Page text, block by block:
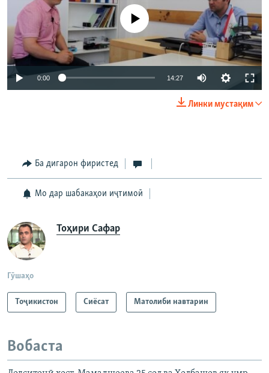
720p
Феълан кор намекунад
0:00 14:27
1080p
Линки мустақим
Ба дигарон фиристед
Мо дар шабакаҳои иҷтимоӣ
Тоҳири Сафар
Гӯшаҳо
Тоҷикистон Сиёсат Матолиби навтарин
Вобаста